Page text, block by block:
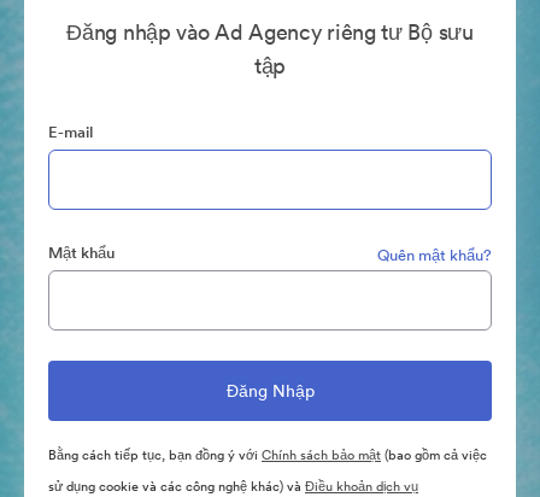
Đăng nhập vào Ad Agency riêng tư Bộ sưu
tập
E-mail
Mật khẩu Quên mật khẩu?
Bằng cách tiếp tục, bạn đồng ý với Chính sách bảo mật(bao gồm cả việc
sử dụng cookie và các công nghệ khác) và Điều khoản dịch vụ